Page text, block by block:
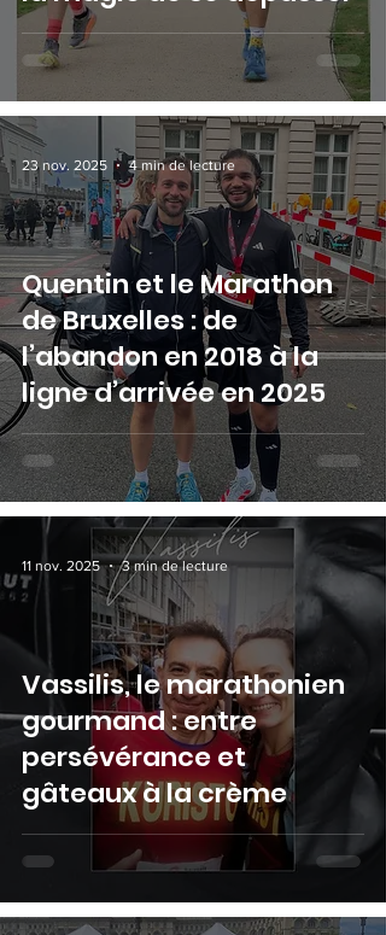
Quentin et le Marathon
de Bruxelles : de
l’abandon en 2018 à la
ligne d’arrivée en 2025
23 nov. 2025 4 min de lecture
Vassilis, le marathonien
gourmand : entre
persévérance et
gâteaux à la crème
11 nov. 2025 3 min de lecture